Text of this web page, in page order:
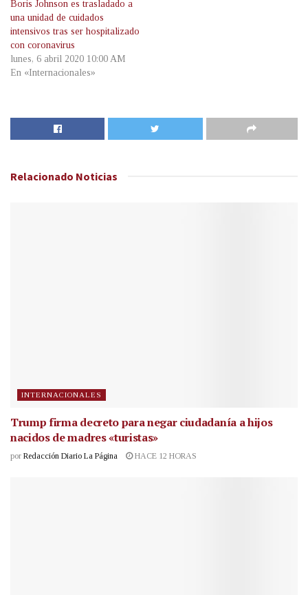
Boris Johnson es trasladado a
una unidad de cuidados
intensivos tras ser hospitalizado
con coronavirus
lunes, 6 abril 2020 10:00 AM
En «Internacionales»
Relacionado Noticias
INTERNACIONALES
Trump firma decreto para negar ciudadanía a hijos
nacidos de madres «turistas»
por Redacción Diario La Página HACE 12 HORAS